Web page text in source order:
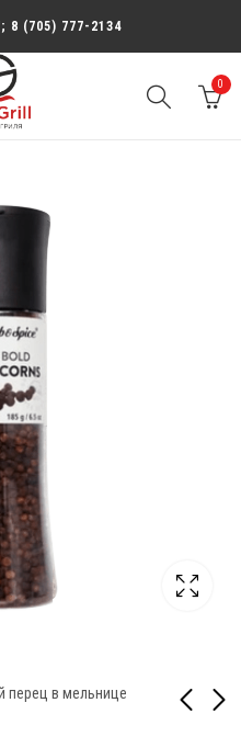
8 (705) 777-2134
0
перец в мельнице